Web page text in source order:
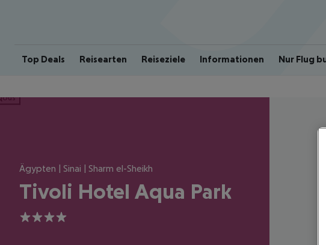
Top Deals Reisearten Reiseziele Informationen Nur Flug
Ägypten | Sinai | Sharm el-Sheikh
Tivoli Hotel Aqua Park
4